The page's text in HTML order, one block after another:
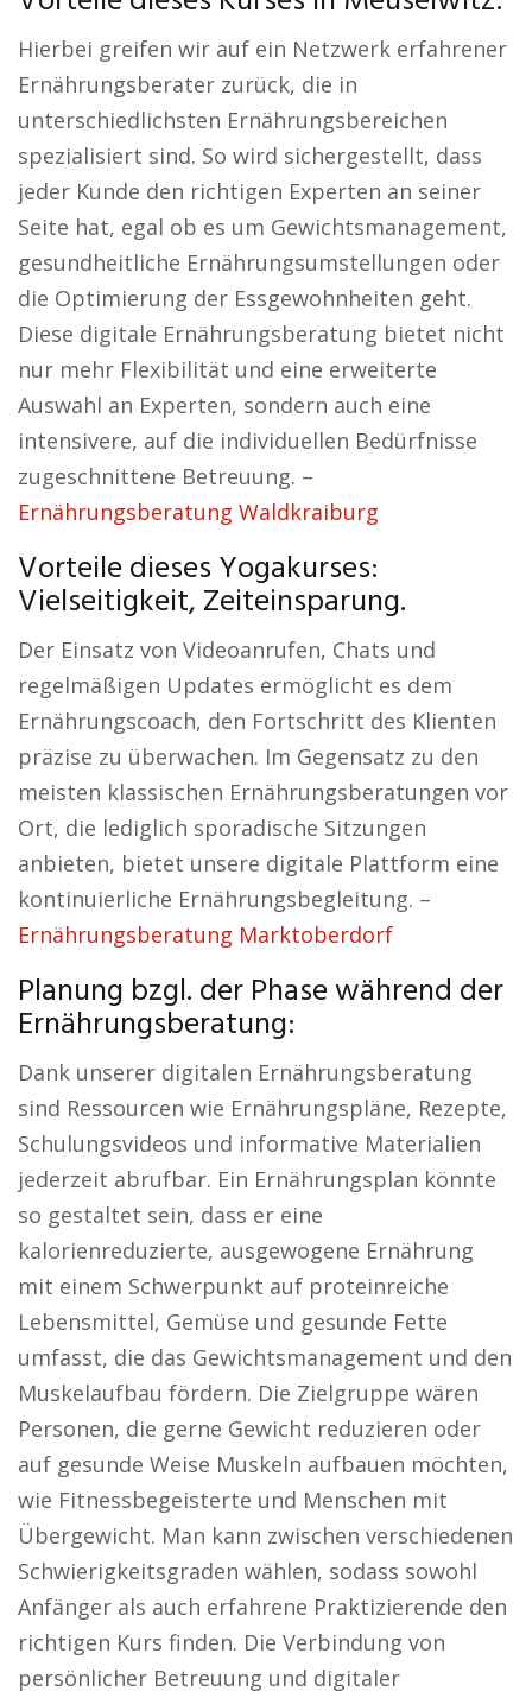
Hierbei greifen wir auf ein Netzwerk erfahrener
Ernährungsberater zurück, die in
unterschiedlichsten Ernährungsbereichen
spezialisiert sind. So wird sichergestellt, dass
jeder Kunde den richtigen Experten an seiner
Seite hat, egal ob es um Gewichtsmanagement,
gesundheitliche Ernährungsumstellungen oder
die Optimierung der Essgewohnheiten geht.
Diese digitale Ernährungsberatung bietet nicht
nur mehr Flexibilität und eine erweiterte
Auswahl an Experten, sondern auch eine
intensivere, auf die individuellen Bedürfnisse
zugeschnittene Betreuung. –
Ernährungsberatung Waldkraiburg
Vorteile dieses Yogakurses:
Vielseitigkeit, Zeiteinsparung.
Der Einsatz von Videoanrufen, Chats und
regelmäßigen Updates ermöglicht es dem
Ernährungscoach, den Fortschritt des Klienten
präzise zu überwachen. Im Gegensatz zu den
meisten klassischen Ernährungsberatungen vor
Ort, die lediglich sporadische Sitzungen
anbieten, bietet unsere digitale Plattform eine
kontinuierliche Ernährungsbegleitung. –
Ernährungsberatung Marktoberdorf
Planung bzgl. der Phase während der
Ernährungsberatung:
Dank unserer digitalen Ernährungsberatung
sind Ressourcen wie Ernährungspläne, Rezepte,
Schulungsvideos und informative Materialien
jederzeit abrufbar. Ein Ernährungsplan könnte
so gestaltet sein, dass er eine
kalorienreduzierte, ausgewogene Ernährung
mit einem Schwerpunkt auf proteinreiche
Lebensmittel, Gemüse und gesunde Fette
umfasst, die das Gewichtsmanagement und den
Muskelaufbau fördern. Die Zielgruppe wären
Personen, die gerne Gewicht reduzieren oder
auf gesunde Weise Muskeln aufbauen möchten,
wie Fitnessbegeisterte und Menschen mit
Übergewicht. Man kann zwischen verschiedenen
Schwierigkeitsgraden wählen, sodass sowohl
Anfänger als auch erfahrene Praktizierende den
richtigen Kurs finden. Die Verbindung von
persönlicher Betreuung und digitaler